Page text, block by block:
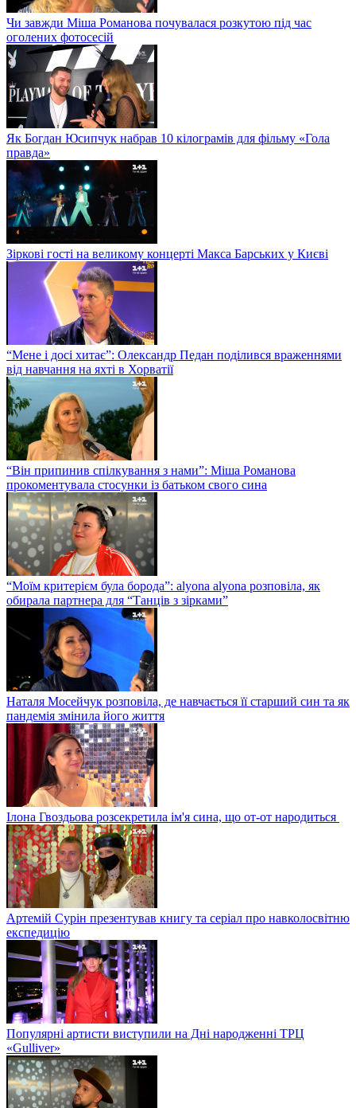
Чи завжди Міша Романова почувалася розкутою під час
оголених фотосесій
Як Богдан Юсипчук набрав 10 кілограмів для фільму «Гола
правда»
Зіркові гості на великому концерті Макса Барських у Києві
“Мене і досі хитає”: Олександр Педан поділився враженнями
від навчання на яхті в Хорватії
“Він припинив спілкування з нами”: Міша Романова
прокоментувала стосунки із батьком свого сина
“Моїм критерієм була борода”: alyona alyona розповіла, як
обирала партнера для “Танців з зірками”
Наталя Мосейчук розповіла, де навчається її старший син та як
пандемія змінила його життя
Ілона Гвоздьова розсекретила ім'я сина, що от-от народиться
Артемій Сурін презентував книгу та серіал про навколосвітню
експедицію
Популярні артисти виступили на Дні народженні ТРЦ
«Gulliver»